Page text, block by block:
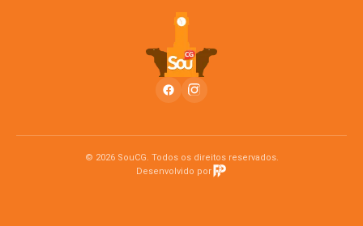
© 2026 SouCG. Todos os direitos reservados.
Desenvolvido por